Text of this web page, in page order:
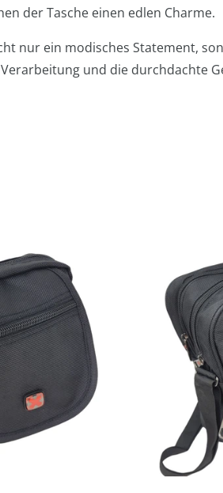
der Tasche einen edlen Charme.
nur ein modisches Statement,
und die durchdachte